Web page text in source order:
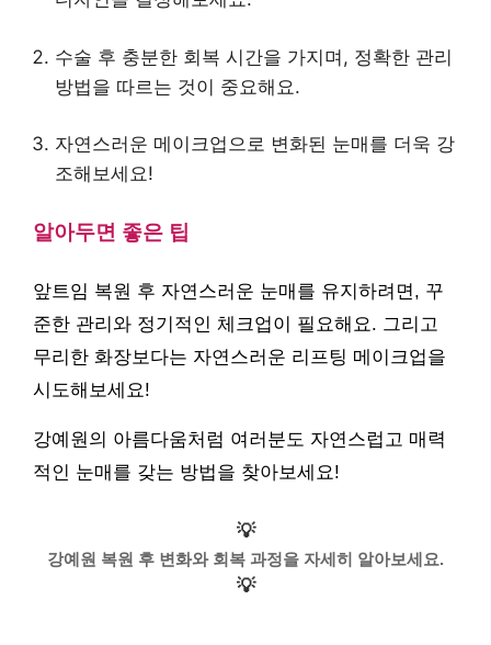
수술 후 충분한 회복 시간을 가지며, 정확한 관리
방법을 따르는 것이 중요해요.
자연스러운 메이크업으로 변화된 눈매를 더욱 강
조해보세요!
알아두면 좋은 팁
앞트임 복원 후 자연스러운 눈매를 유지하려면, 꾸
준한 관리와 정기적인 체크업이 필요해요. 그리고
무리한 화장보다는 자연스러운 리프팅 메이크업을
시도해보세요!
강예원의 아름다움처럼 여러분도 자연스럽고 매력
적인 눈매를 갖는 방법을 찾아보세요!
💡
강예원 복원 후 변화와 회복 과정을 자세히 알아보세요.
💡